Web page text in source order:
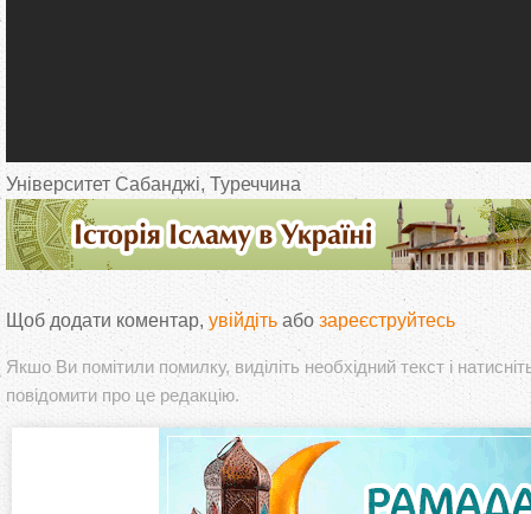
Університет Сабанджі, Туреччина
Щоб додати коментар, увійдіть або зареєструйтесь
Якшо Ви помітили помилку, виділіть необхідний текст і
повідомити про це редакцію.